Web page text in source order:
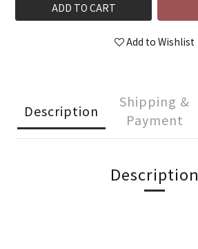
ADD TO CART
Add to Wishlist
Description
Shipping &
Payment
Description